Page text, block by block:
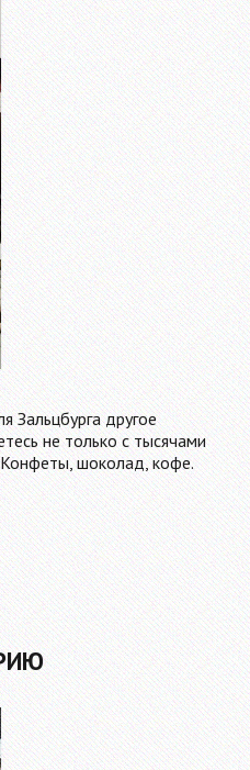
Зальцбурга другое
не только с тысячами
Конфеты, шоколад, кофе.